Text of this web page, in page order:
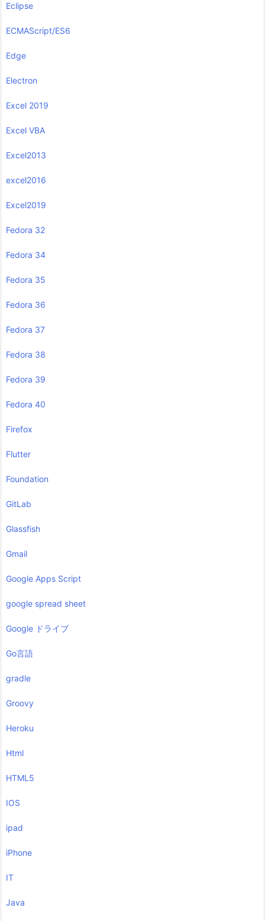
Eclipse
ECMAScript/ES6
Edge
Electron
Excel 2019
Excel VBA
Excel2013
excel2016
Excel2019
Fedora 32
Fedora 34
Fedora 35
Fedora 36
Fedora 37
Fedora 38
Fedora 39
Fedora 40
Firefox
Flutter
Foundation
GitLab
Glassfish
Gmail
Google Apps Script
google spread sheet
Google ドライブ
Go言語
gradle
Groovy
Heroku
Html
HTML5
IOS
ipad
iPhone
IT
Java